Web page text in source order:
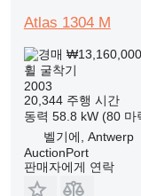
Atlas 1304 M
₩13,160,000
휠 굴착기
2003
20,344 주행 시간
동력 58.8 kW (80 마
벨기에, Antwerp
AuctionPort
판매자에게 연락